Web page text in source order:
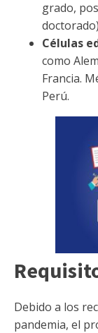
grado,
Células
como
Francia.
Perú.
Debido a los
pandemia, el